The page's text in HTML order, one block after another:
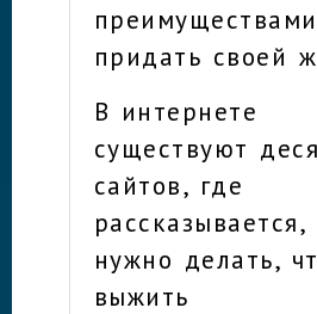
придать своей
В интернете
существуют
сайтов, где
рассказывается,
нужно делать,
выжить